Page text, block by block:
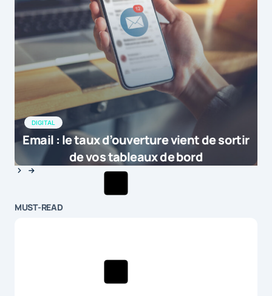
DIGITAL
Email : le taux d’ouverture vient de sortir
de vos tableaux de bord
MUST-READ